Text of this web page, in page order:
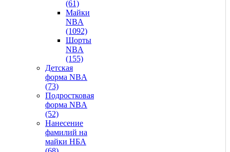
(61)
Майки
NBA
(1092)
Шорты
NBA
(155)
Детская
форма NBA
(73)
Подростковая
форма NBA
(52)
Нанесение
фамилий на
майки НБА